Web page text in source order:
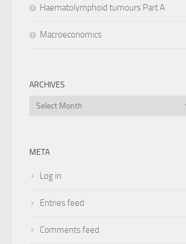
Haematolymphoid tumours Part A
Macroeconomics
ARCHIVES
Archives
META
Log in
Entries feed
Comments feed